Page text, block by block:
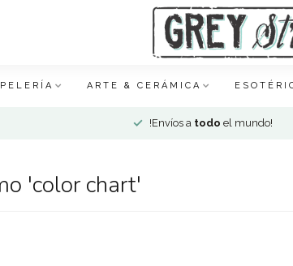
ARTE & CERÁMICA
!Envíos a todo el mundo!
'color chart'